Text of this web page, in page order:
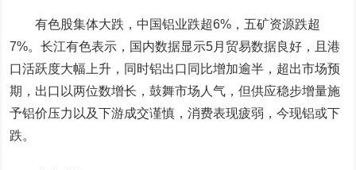
有色股集体大跌， 中国铝业跌超6%， 五矿资源跌超
7%。长江有色表示，国内数据显示5月贸易数据良好，且港
口活跃度大幅上升，同时铝出口同比增加逾半，超出市场预
期，出口以两位数增长，鼓舞市场人气，但供应稳步增量施
予铝价压力以及下游成交谨慎，消费表现疲弱，今现铝或下
跌。